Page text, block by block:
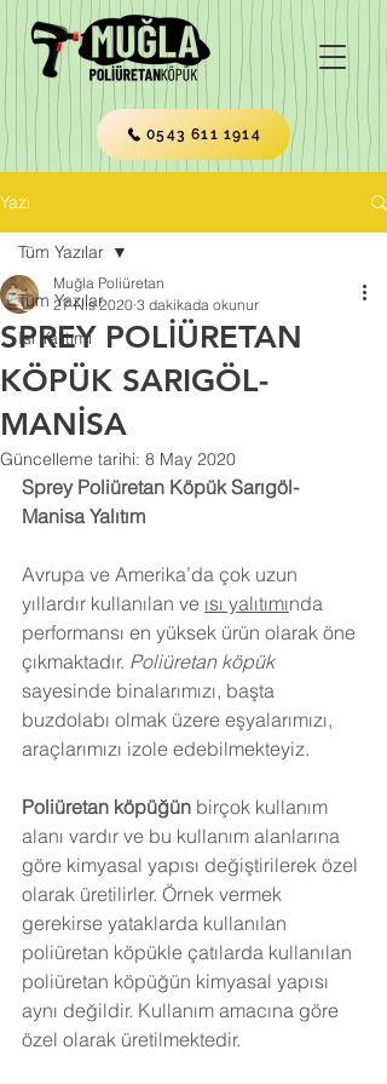
0543 611 1914
Yazı
Tüm Yazılar
Isı Yalıtımı
Tüm Yazılar
SPREY POLİÜRETAN
KÖPÜK SARIGÖL-
MANİSA
Muğla Poliüretan
27 Nis 2020 3 dakikada okunur
Güncelleme tarihi: 8 May 2020
Sprey Poliüretan Köpük Sarıgöl-
Manisa Yalıtım
Avrupa ve Amerika’da çok uzun
yıllardır kullanılan ve ısı yalıtımında
performansı en yüksek ürün olarak öne
çıkmaktadır. Poliüretan köpük
sayesinde binalarımızı, başta
buzdolabı olmak üzere eşyalarımızı,
araçlarımızı izole edebilmekteyiz.
Poliüretan köpüğün birçok kullanım
alanı vardır ve bu kullanım alanlarına
göre kimyasal yapısı değiştirilerek özel
olarak üretilirler. Örnek vermek
gerekirse yataklarda kullanılan
poliüretan köpükle çatılarda kullanılan
poliüretan köpüğün kimyasal yapısı
aynı değildir. Kullanım amacına göre
özel olarak üretilmektedir.